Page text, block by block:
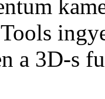
a 3D-s